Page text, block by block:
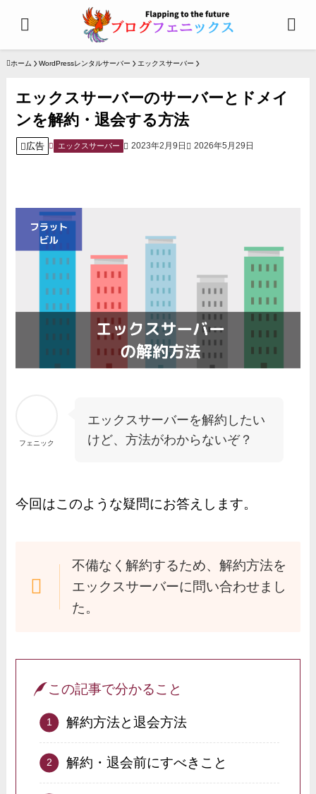
ホーム WordPressレンタルサーバー エックスサーバー
エックスサーバーのサーバーとドメイ
ンを解約・退会する方法
広告 エックスサーバー 2023年2月9日 2026年5月29日
フェニック
エックスサーバーを解約したい
けど、方法がわからないぞ？
今回はこのような疑問にお答えします。
不備なく解約するため、解約方法を
エックスサーバーに問い合わせまし
た。
この記事で分かること
解約方法と退会方法
解約・退会前にすべきこと